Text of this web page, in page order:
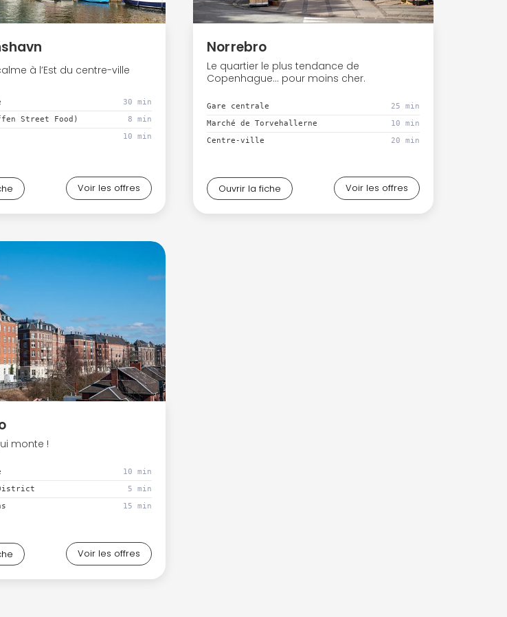
à l’Est du centre-ville
30 min
Street Food)
8 min
10 min
Voir les offres
Norrebro
Le quartier le plus tendance de
Copenhague… pour moins cher.
Gare centrale
25 min
Marché de Torvehallerne
10 min
Centre-ville
20 min
Ouvrir la fiche Voir les offres
monte !
10 min
District
5 min
15 min
Voir les offres
Politique de confidentialité.